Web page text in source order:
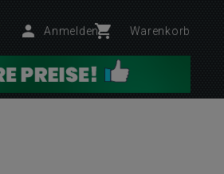
Anmelden Warenkorb